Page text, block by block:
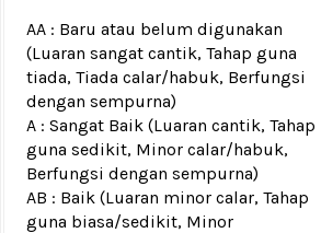
AA : Baru atau belum digunakan
(Luaran sangat cantik, Tahap guna
tiada, Tiada calar/habuk, Berfungsi
dengan sempurna)
A : Sangat Baik (Luaran cantik, Tahap
guna sedikit, Minor calar/habuk,
Berfungsi dengan sempurna)
AB : Baik (Luaran minor calar, Tahap
guna biasa/sedikit, Minor